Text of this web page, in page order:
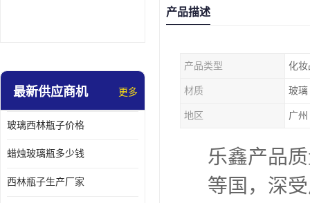
最新供应商机 更多
玻璃西林瓶子价格
蜡烛玻璃瓶多少钱
西林瓶子生产厂家
产品描述
产品类型 化妆
材质 玻璃
地区 广州
乐鑫产品
等国，深